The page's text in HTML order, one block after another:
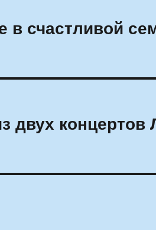
в счастливой
двух концертов